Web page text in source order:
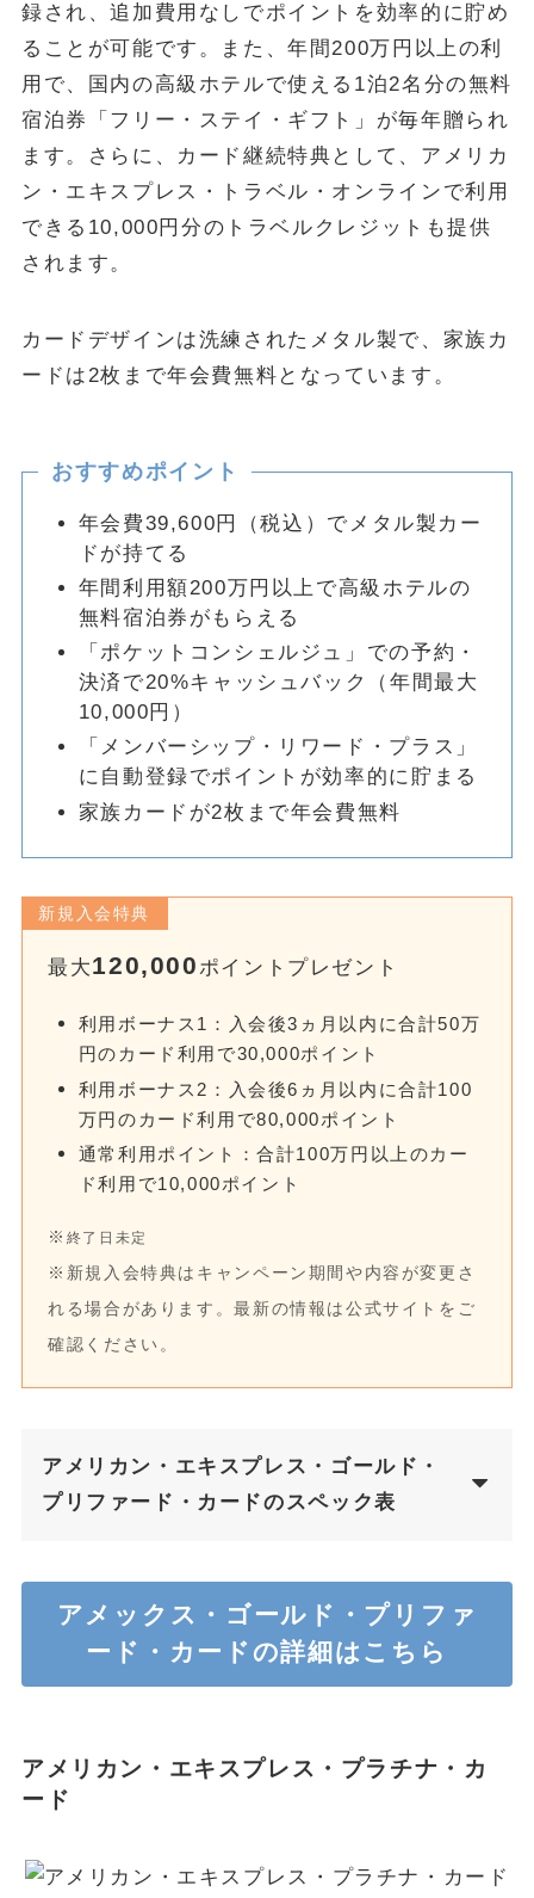
録され、追加費用なしでポイントを効率的に貯め
ることが可能です。また、年間200万円以上の利
用で、国内の高級ホテルで使える1泊2名分の無料
宿泊券「フリー・ステイ・ギフト」が毎年贈られ
ます。さらに、カード継続特典として、アメリカ
ン・エキスプレス・トラベル・オンラインで利用
できる10,000円分のトラベルクレジットも提供
されます。
カードデザインは洗練されたメタル製で、家族カ
ードは2枚まで年会費無料となっています。
おすすめポイント
年会費39,600円（税込）でメタル製カー
ドが持てる
年間利用額200万円以上で高級ホテルの
無料宿泊券がもらえる
「ポケットコンシェルジュ」での予約・
決済で20%キャッシュバック（年間最大
10,000円）
「メンバーシップ・リワード・プラス」
に自動登録でポイントが効率的に貯まる
家族カードが2枚まで年会費無料
新規入会特典
最大120,000ポイントプレゼント
利用ボーナス1：入会後3ヵ月以内に合計50万
円のカード利用で30,000ポイント
利用ボーナス2：入会後6ヵ月以内に合計100
万円のカード利用で80,000ポイント
通常利用ポイント：合計100万円以上のカー
ド利用で10,000ポイント
※ 終了日未定
※新規入会特典はキャンペーン期間や内容が変更さ
れる場合があります。最新の情報は公式サイトをご
確認ください。
アメリカン・エキスプレス・ゴールド・
プリファード・カードのスペック表
アメックス・ゴールド・プリファ
ード・カードの詳細はこちら
アメリカン・エキスプレス・プラチナ・カ
ード